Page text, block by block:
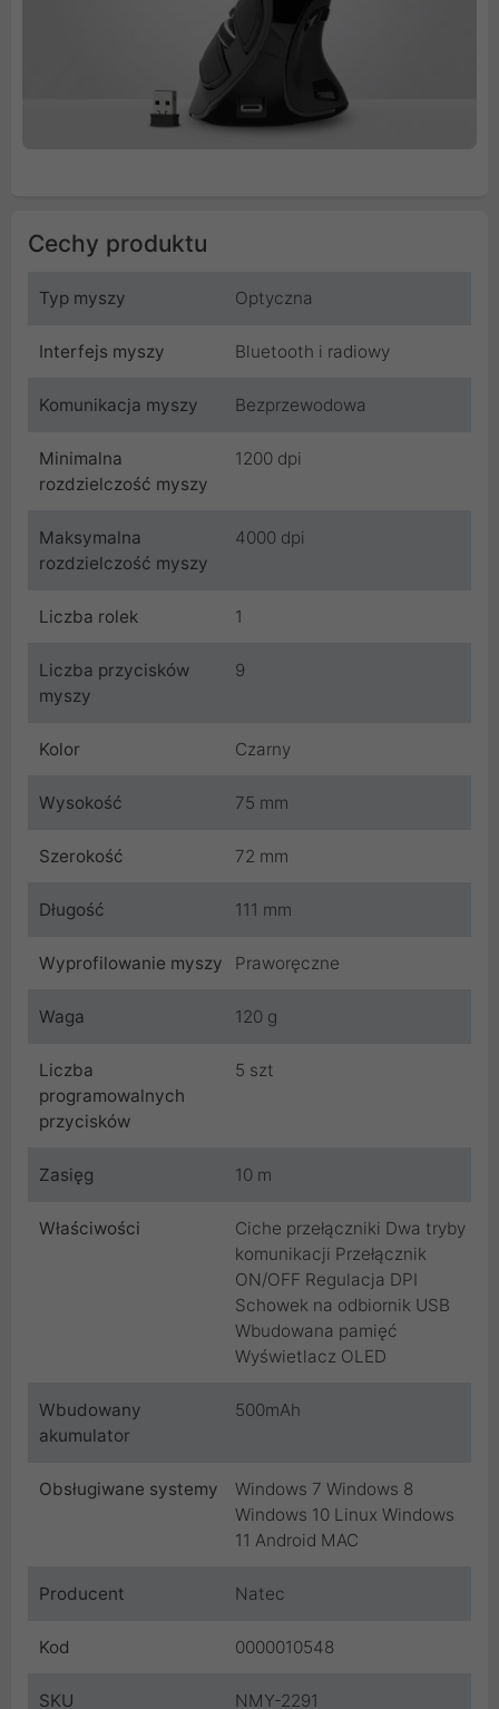
Cechy produktu
Typ myszy Optyczna
Interfejs myszy Bluetooth i radiowy
Komunikacja myszy Bezprzewodowa
Minimalna
rozdzielczość myszy
1200 dpi
Maksymalna
rozdzielczość myszy
4000 dpi
Liczba rolek 1
Liczba przycisków
myszy
9
Kolor Czarny
Wysokość 75 mm
Szerokość 72 mm
Długość 111 mm
Wyprofilowanie myszy Praworęczne
Waga 120 g
Liczba
programowalnych
przycisków
5 szt
Zasięg 10 m
Właściwości
Ciche przełączniki Dwa tryby
komunikacji Przełącznik
ON/OFF Regulacja DPI
Schowek na odbiornik USB
Wbudowana pamięć
Wyświetlacz OLED
Wbudowany
akumulator
500mAh
Obsługiwane systemy
Windows 7 Windows 8
Windows 10 Linux Windows
11 Android MAC
Producent Natec
Kod 0000010548
SKU NMY-2291